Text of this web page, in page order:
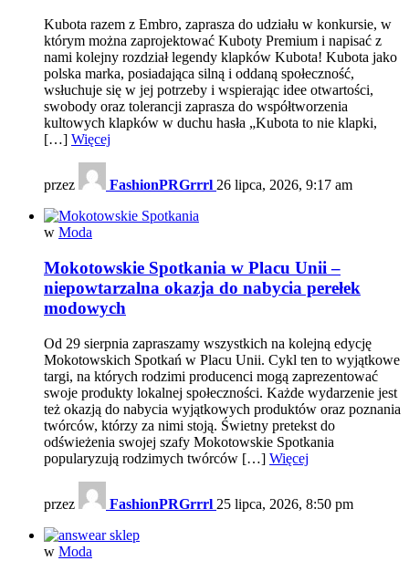
Kubota razem z Embro, zaprasza do udziału w konkursie, w
którym można zaprojektować Kuboty Premium i napisać z
nami kolejny rozdział legendy klapków Kubota! Kubota jako
polska marka, posiadająca silną i oddaną społeczność,
wsłuchuje się w jej potrzeby i wspierając idee otwartości,
swobody oraz tolerancji zaprasza do współtworzenia
kultowych klapków w duchu hasła „Kubota to nie klapki,
[…] Więcej
przez FashionPRGrrrl 26 lipca, 2026, 9:17 am
w Moda
Mokotowskie Spotkania w Placu Unii –
niepowtarzalna okazja do nabycia perełek
modowych
Od 29 sierpnia zapraszamy wszystkich na kolejną edycję
Mokotowskich Spotkań w Placu Unii. Cykl ten to wyjątkowe
targi, na których rodzimi producenci mogą zaprezentować
swoje produkty lokalnej społeczności. Każde wydarzenie jest
też okazją do nabycia wyjątkowych produktów oraz poznania
twórców, którzy za nimi stoją. Świetny pretekst do
odświeżenia swojej szafy Mokotowskie Spotkania
popularyzują rodzimych twórców […] Więcej
przez FashionPRGrrrl 25 lipca, 2026, 8:50 pm
w Moda